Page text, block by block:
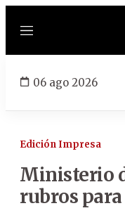
Menú
06 ago 2026
Edición Impresa
Ministerio
rubros